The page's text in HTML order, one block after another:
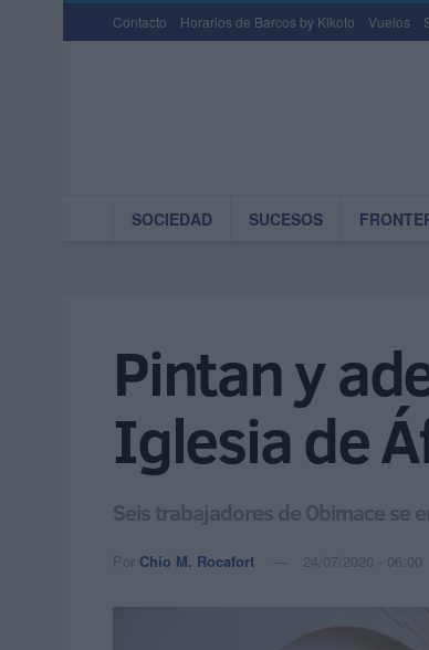
Contacto Horarios de Barcos by Kikoto Vuelos
SOCIEDAD SUCESOS
Pintan y
Iglesia de
Seis trabajadores de Obimace se
Por Chío M. Rocafort 24/07/2020 - 06:00